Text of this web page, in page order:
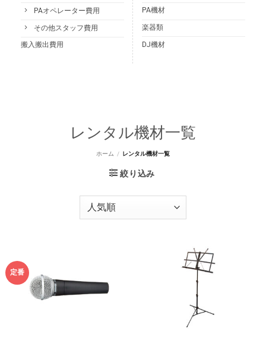
PAオペレーター費用
その他スタッフ費用
搬入搬出費用
PA機材
楽器類
DJ機材
レンタル機材一覧
ホーム / レンタル機材一覧
絞り込み
定番